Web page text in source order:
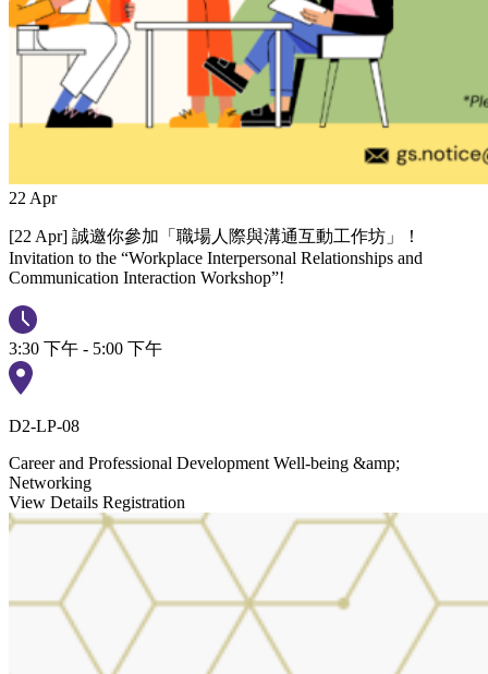
22 Apr
[22 Apr] 誠邀你參加「職場人際與溝通互動工作坊」！
Invitation to the “Workplace Interpersonal Relationships and
Communication Interaction Workshop”!
3:30 下午 - 5:00 下午
D2-LP-08
Career and Professional Development Well-being &amp;
Networking
View Details Registration